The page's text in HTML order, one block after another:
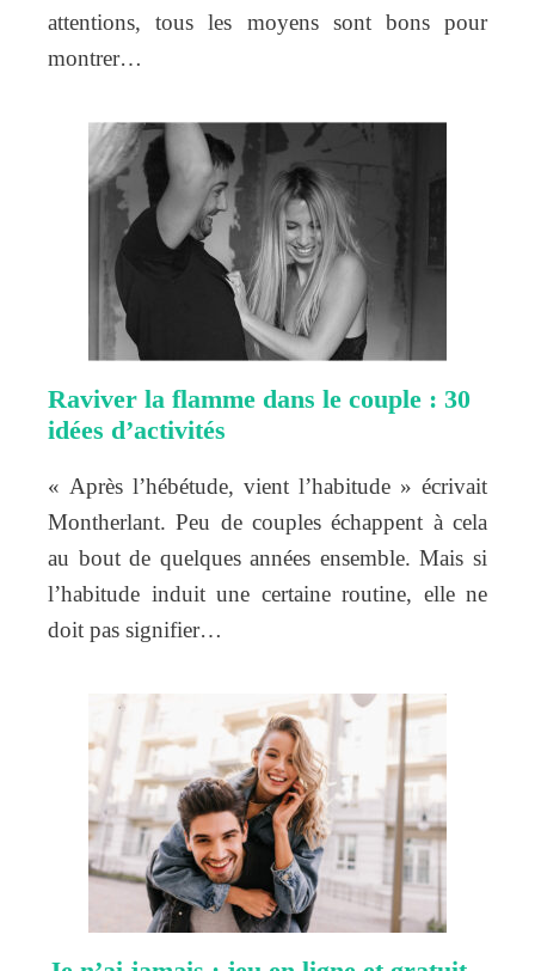
attentions, tous les moyens sont bons pour
montrer…
Raviver la flamme dans le couple : 30
idées d’activités
« Après l’hébétude, vient l’habitude » écrivait
Montherlant. Peu de couples échappent à cela
au bout de quelques années ensemble. Mais si
l’habitude induit une certaine routine, elle ne
doit pas signifier…